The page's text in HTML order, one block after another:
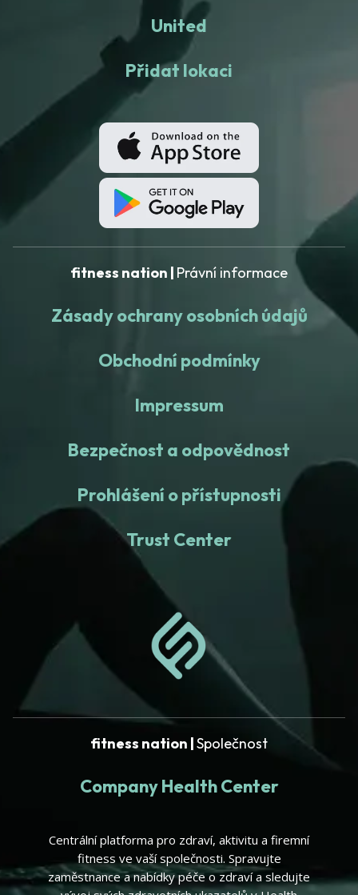
United
Přidat lokaci
fitness nation | Právní informace
Zásady ochrany osobních údajů
Obchodní podmínky
Impressum
Bezpečnost a odpovědnost
Prohlášení o přístupnosti
Trust Center
fitness nation |Společnost
Company Health Center
Centrální platforma pro zdraví, aktivitu a firemní
fitness ve vaší společnosti. Spravujte
zaměstnance a nabídky péče o zdraví a sledujte